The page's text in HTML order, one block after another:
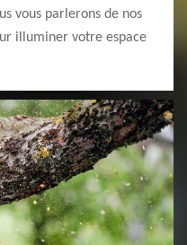
vous parlerons de nos
illuminer votre espace